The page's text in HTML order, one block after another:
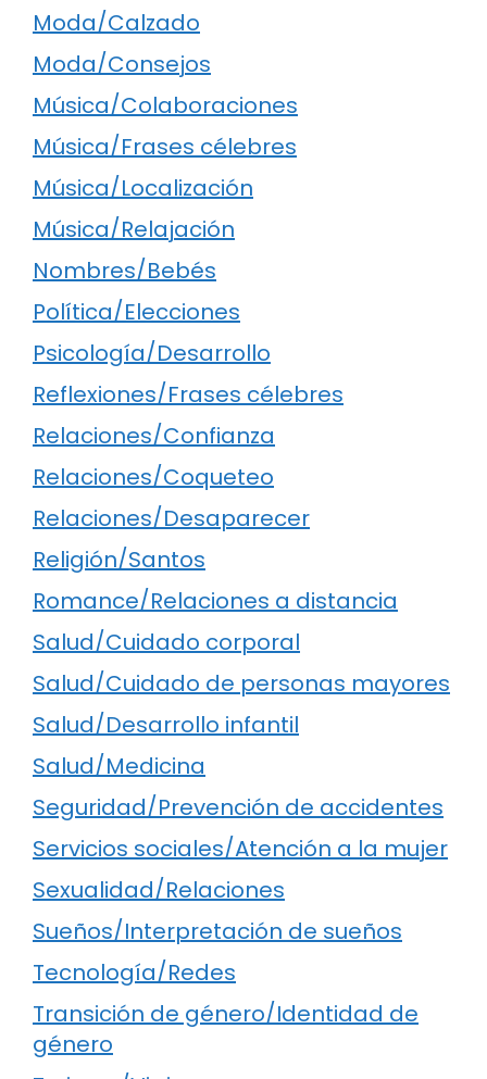
Moda/Calzado
Moda/Consejos
Música/Colaboraciones
Música/Frases célebres
Música/Localización
Música/Relajación
Nombres/Bebés
Política/Elecciones
Psicología/Desarrollo
Reflexiones/Frases célebres
Relaciones/Confianza
Relaciones/Coqueteo
Relaciones/Desaparecer
Religión/Santos
Romance/Relaciones a distancia
Salud/Cuidado corporal
Salud/Cuidado de personas mayores
Salud/Desarrollo infantil
Salud/Medicina
Seguridad/Prevención de accidentes
Servicios sociales/Atención a la mujer
Sexualidad/Relaciones
Sueños/Interpretación de sueños
Tecnología/Redes
Transición de género/Identidad de
género